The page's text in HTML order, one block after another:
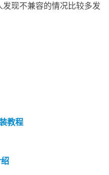
现不兼容的情况比较多发
教程